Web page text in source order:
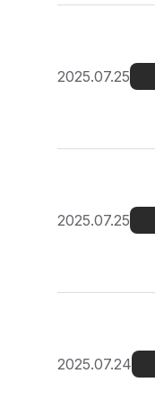
2025.07.25
2025.07.25
2025.07.24